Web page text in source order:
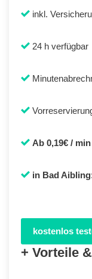
inkl.
24 h verfügbar
Ab 0,19€ / min
in Bad
kostenlos
+ Vorteile